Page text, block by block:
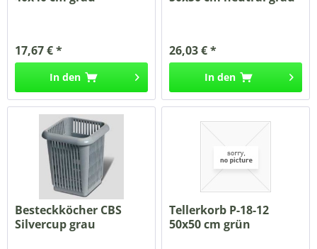
17,67 € *
In den
26,03 € *
In den
Besteckköcher CBS
Silvercup grau
Tellerkorb P-18-12
50x50 cm grün